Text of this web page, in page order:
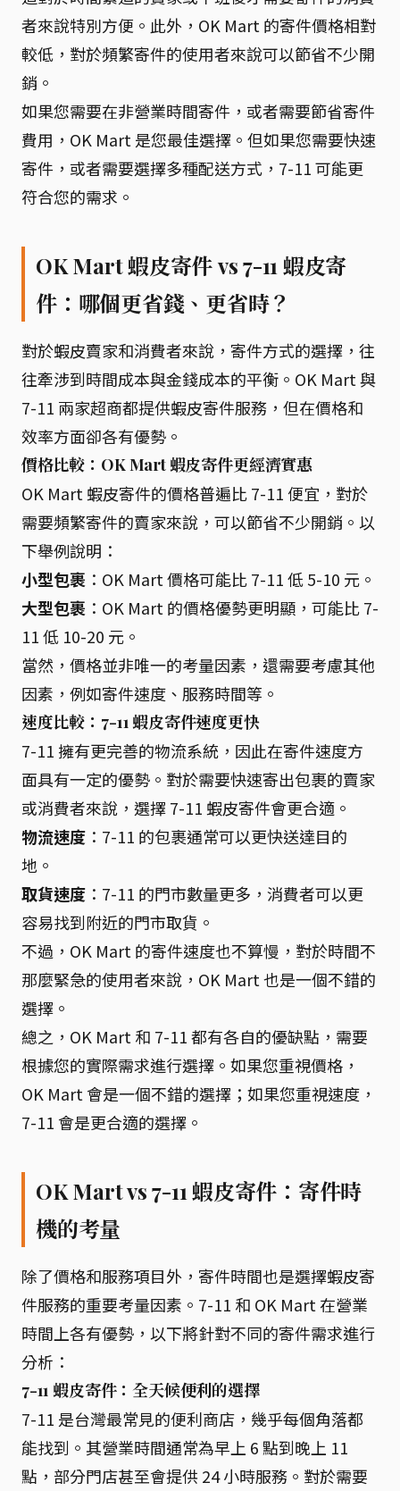
者來說特別方便。此外，OK Mart 的寄件價格相對
較低，對於頻繁寄件的使用者來說可以節省不少開
銷。
如果您需要在非營業時間寄件，或者需要節省寄件
費用，OK Mart 是您最佳選擇。但如果您需要快速
寄件，或者需要選擇多種配送方式，7-11 可能更
符合您的需求。
OK Mart 蝦皮寄件 vs 7-11 蝦皮寄
件：哪個更省錢、更省時？
對於蝦皮賣家和消費者來說，寄件方式的選擇，往
往牽涉到時間成本與金錢成本的平衡。OK Mart 與
7-11 兩家超商都提供蝦皮寄件服務，但在價格和
效率方面卻各有優勢。
價格比較：OK Mart 蝦皮寄件更經濟實惠
OK Mart 蝦皮寄件的價格普遍比 7-11 便宜，對於
需要頻繁寄件的賣家來說，可以節省不少開銷。以
下舉例說明：
小型包裹 ：OK Mart 價格可能比 7-11 低 5-10 元。
大型包裹 ：OK Mart 的價格優勢更明顯，可能比 7-
11 低 10-20 元。
當然，價格並非唯一的考量因素，還需要考慮其他
因素，例如寄件速度、服務時間等。
速度比較：7-11 蝦皮寄件速度更快
7-11 擁有更完善的物流系統，因此在寄件速度方
面具有一定的優勢。對於需要快速寄出包裹的賣家
或消費者來說，選擇 7-11 蝦皮寄件會更合適。
物流速度 ：7-11 的包裹通常可以更快送達目的
地。
取貨速度 ：7-11 的門市數量更多，消費者可以更
容易找到附近的門市取貨。
不過，OK Mart 的寄件速度也不算慢，對於時間不
那麼緊急的使用者來說，OK Mart 也是一個不錯的
選擇。
總之，OK Mart 和 7-11 都有各自的優缺點，需要
根據您的實際需求進行選擇。如果您重視價格，
OK Mart 會是一個不錯的選擇；如果您重視速度，
7-11 會是更合適的選擇。
OK Mart vs 7-11 蝦皮寄件：寄件時
機的考量
除了價格和服務項目外，寄件時間也是選擇蝦皮寄
件服務的重要考量因素。7-11 和 OK Mart 在營業
時間上各有優勢，以下將針對不同的寄件需求進行
分析：
7-11 蝦皮寄件：全天候便利的選擇
7-11 是台灣最常見的便利商店，幾乎每個角落都
能找到。其營業時間通常為早上 6 點到晚上 11
點，部分門店甚至會提供 24 小時服務。對於需要